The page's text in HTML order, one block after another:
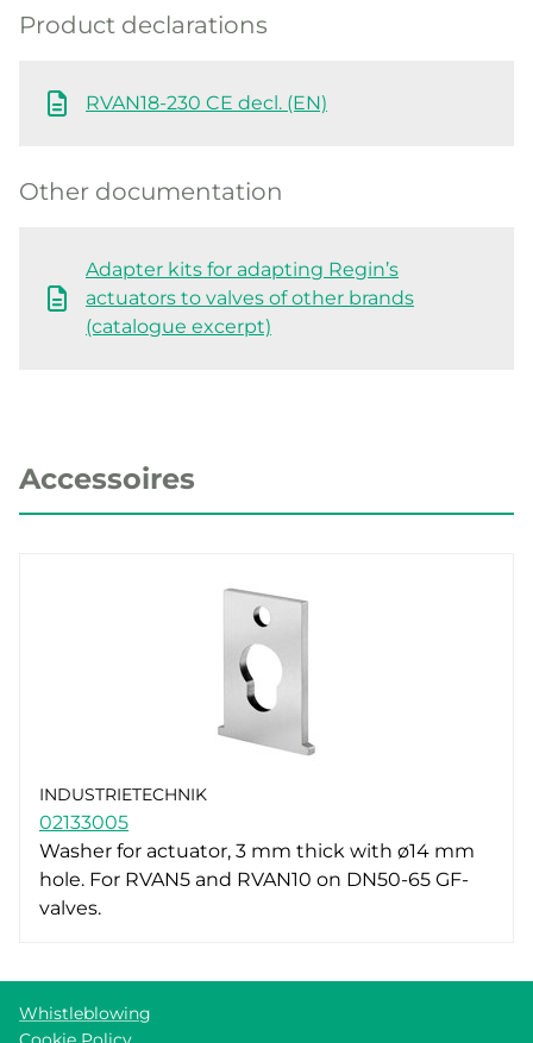
Product declarations
RVAN18-230 CE decl. (EN)
Other documentation
Adapter kits for adapting Regin’s
actuators to valves of other brands
(catalogue excerpt)
Accessoires
INDUSTRIETECHNIK
02133005
Washer for actuator, 3 mm thick with ø14 mm
hole. For RVAN5 and RVAN10 on DN50-65 GF-
valves.
Whistleblowing